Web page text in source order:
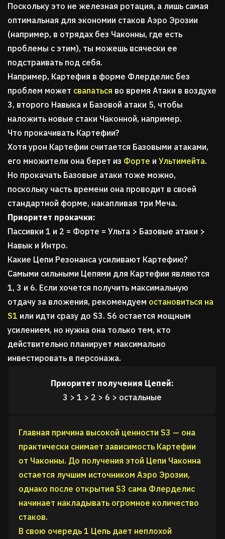
Поскольку это не железная ротация, а лишь самая
оптимальная для экономии стаков Аэро Эрозии
(например, в отрядах без Чаконны, где есть
проблемы с этим), ты можешь всячески ее
подстраивать под себя.
Например, Картефия в форме Флерделис без
проблем может свапаться во время Атаки в воздухе
3, второго Навыка и Базовой атаки 5, чтобы
наложить новые стаки Чаконной, например.
Что прокачивать Картефии?
Хотя урон Картефии считается Базовыми атаками,
его множители она берет из Форте и Ультимейта.
Но прокачать Базовые атаки тоже можно,
поскольку часть времени она проводит в своей
стандартной форме, накапливая три Меча.
Приоритет прокачки:
Пассивки 1 и 2 = Форте = Ульта > Базовые атаки >
Навык и Интро.
Какие Цепи Резонанса усиливают Картефию?
Самыми сильными Цепями для Картефии являются
1, 3 и 6. Если хочется получить максимальную
отдачу за вложения, рекомендуем остановиться на
S1 или идти сразу до S3. S6 остается мощным
усилением, но нужна она только тем, кто
действительно планирует максимально
инвестировать в персонажа.
Приоритет получения Цепей:
3 > 1 > 2 > 6 > остальные
Главная причина высокой ценности S3 — она
практически снимает зависимость Картефии
от Чаконны. До получения этой Цепи Чаконна
остается лучшим источником Аэро Эрозии,
однако после открытия S3 сама Флерделис
начинает накладывать огромное количество
стаков.
В свою очередь 1 Цепь дает неплохой